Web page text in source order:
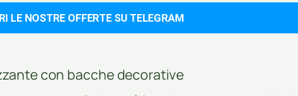
LE NOSTRE OFFERTE SU TELEGRAM
con bacche decorative